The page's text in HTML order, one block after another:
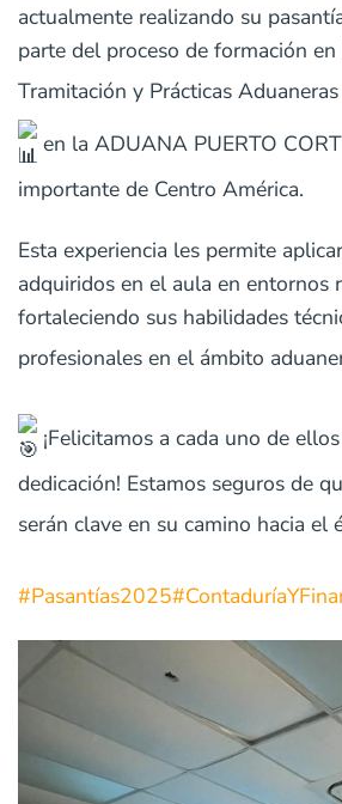
actualmente realizando su
parte del proceso de formación
Tramitación y Prácticas
en la ADUANA PUERTO
importante de Centro América.
Esta experiencia les permite
adquiridos en el aula en entornos
fortaleciendo sus habilidades
profesionales en el ámbito
¡Felicitamos a cada uno de
dedicación! Estamos seguros de
serán clave en su camino hacia el
#Pasantías2025